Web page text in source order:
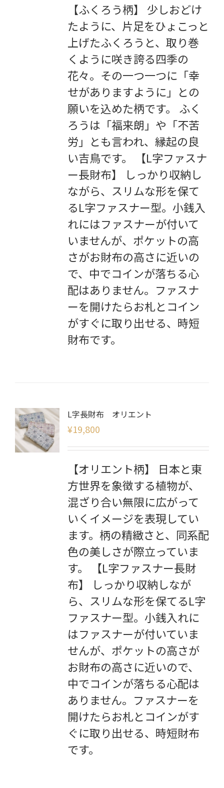
【ふくろう柄】 少しおどけ
たように、片足をひょこっと
上げたふくろうと、取り巻
くように咲き誇る四季の
花々。その一つ一つに「幸
せがありますように」との
願いを込めた柄です。 ふく
ろうは「福来朗」や「不苦
労」とも言われ、縁起の良
い吉鳥です。 【L字ファスナ
ー長財布】 しっかり収納し
ながら、スリムな形を保て
るL字ファスナー型。小銭入
れにはファスナーが付いて
いませんが、ポケットの高
さがお財布の高さに近いの
で、中でコインが落ちる心
配はありません。ファスナ
ーを開けたらお札とコイン
がすぐに取り出せる、時短
財布です。
L字長財布 オリエント
¥19,800
【オリエント柄】 日本と東
方世界を象徴する植物が、
混ざり合い無限に広がって
いくイメージを表現してい
ます。柄の精緻さと、同系配
色の美しさが際立っていま
す。 【L字ファスナー長財
布】 しっかり収納しなが
ら、スリムな形を保てるL字
ファスナー型。小銭入れに
はファスナーが付いていま
せんが、ポケットの高さが
お財布の高さに近いので、
中でコインが落ちる心配は
ありません。ファスナーを
開けたらお札とコインがす
ぐに取り出せる、時短財布
です。